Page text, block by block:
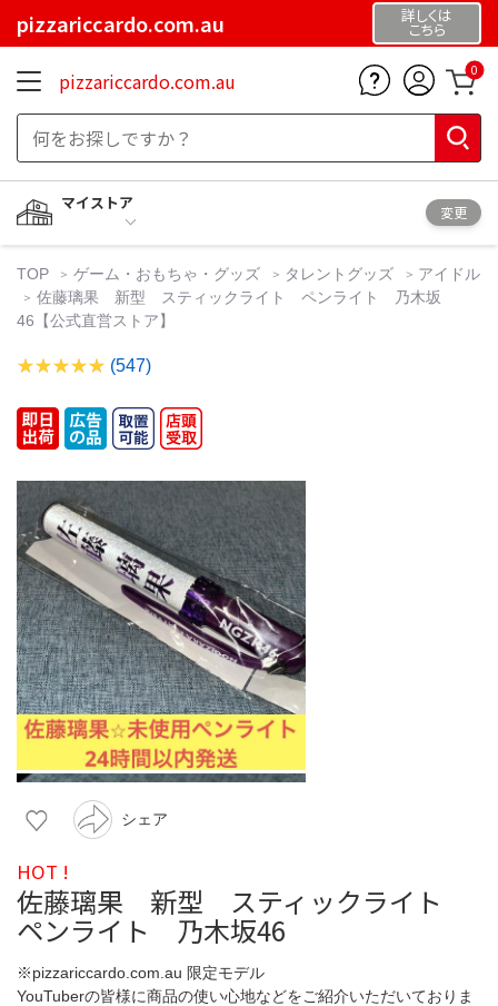
pizzariccardo.com.au 詳しくは
こちら
pizzariccardo.com.au 0
マイストア
変更
TOP ゲーム・おもちゃ・グッズ タレントグッズ
アイドル
佐藤璃果 新型 スティックライト ペンライト 乃木坂
46【公式直営ストア】
(547)
シェア
HOT !
佐藤璃果 新型 スティックライト
ペンライト 乃木坂46
※pizzariccardo.com.au 限定モデル
YouTuberの皆様に商品の使い心地などをご紹介いただいておりま